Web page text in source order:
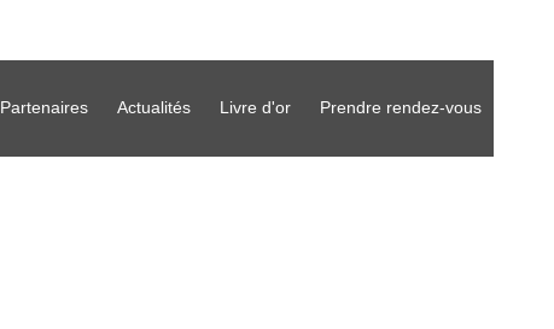
Partenaires Actualités Livre d'or Prendre rendez-vous